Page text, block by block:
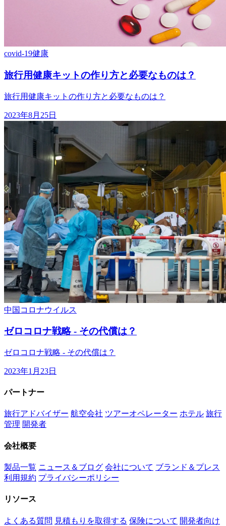
covid-19健康
旅行用健康キットの作り方と必要なものは？
旅行用健康キットの作り方と必要なものは？
2023年8月25日
中国 コロナウイルス
ゼロコロナ戦略 - その代償は？
ゼロコロナ戦略 - その代償は？
2023年1月23日
パートナー
旅行アドバイザー 航空会社 ツアーオペレーター ホテル 旅行
管理 開発者
会社概要
製品一覧 ニュース＆ブログ 会社について ブランド＆プレス
利用規約 プライバシーポリシー
リソース
よくある質問 見積もりを取得する 保険について 開発者向け